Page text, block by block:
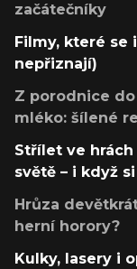
začátečníky
Filmy, které se
nepřiznají)
Z porodnice
mléko: šílené
Střílet ve
světě – i když
Hrůza
herní horory?
Kulky, lasery i